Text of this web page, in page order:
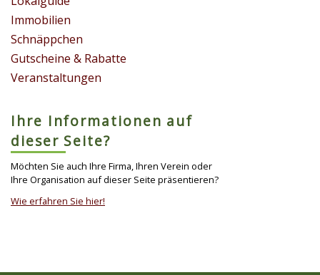
Immobilien
Schnäppchen
Gutscheine & Rabatte
Veranstaltungen
Ihre Informationen auf
dieser Seite?
Möchten Sie auch Ihre Firma, Ihren Verein oder
Ihre Organisation auf dieser Seite präsentieren?
Wie erfahren Sie hier!